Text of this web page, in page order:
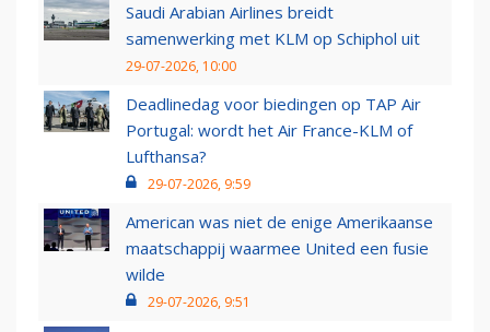
Saudi Arabian Airlines breidt
samenwerking met KLM op Schiphol uit
29-07-2026, 10:00
Deadlinedag voor biedingen op TAP Air
Portugal: wordt het Air France-KLM of
Lufthansa?
29-07-2026, 9:59
American was niet de enige Amerikaanse
maatschappij waarmee United een fusie
wilde
29-07-2026, 9:51